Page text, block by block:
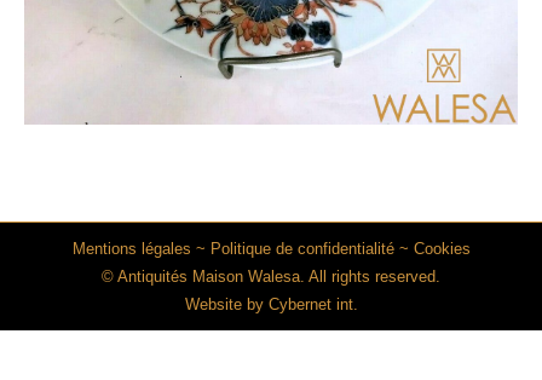
Mentions légales ~ Politique de confidentialité~ Cookies
© Antiquités Maison Walesa. All rights reserved.
Website by Cybernet int.